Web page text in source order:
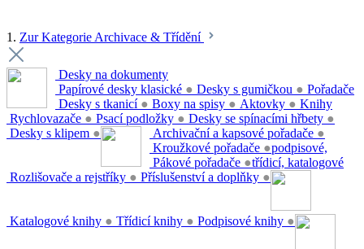
1. Zur Kategorie Archivace & Třídění
Desky na dokumenty
Papírové desky klasické ● Desky s gumičkou ●
Desky s tkanicí ● Boxy na spisy ● Aktovky ●
Rychlovazače ● Psací podložky ● Desky se spínacími hřbety ●
Desky s klipem ●
Pořadače
Archivační a kapsové pořadače ●
Kroužkové pořadače ●
Pákové pořadače ●
Rozlišovače a rejstříky ● Příslušenství a doplňky ●
Knihy
podpisové,
třídicí, katalogové
Katalogové knihy ● Třídicí knihy ● Podpisové knihy ●